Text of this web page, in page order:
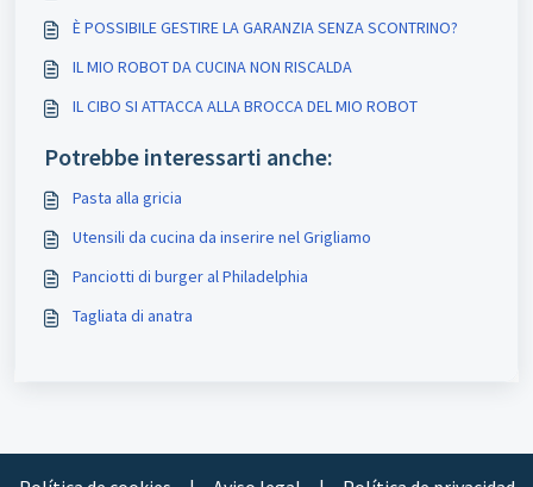
È POSSIBILE GESTIRE LA GARANZIA SENZA SCONTRINO?
IL MIO ROBOT DA CUCINA NON RISCALDA
IL CIBO SI ATTACCA ALLA BROCCA DEL MIO ROBOT
Potrebbe interessarti anche:
Pasta alla gricia
Utensili da cucina da inserire nel Grigliamo
Panciotti di burger al Philadelphia
Tagliata di anatra